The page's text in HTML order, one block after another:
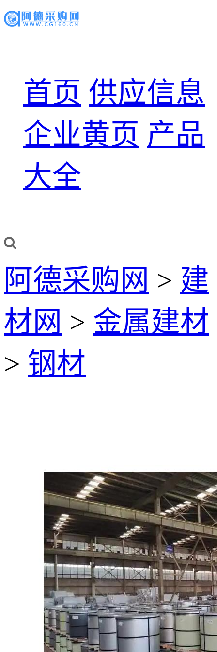
首页 供应信息
企业黄页 产品
大全
阿德采购网 > 建
材网 > 金属建材
> 钢材